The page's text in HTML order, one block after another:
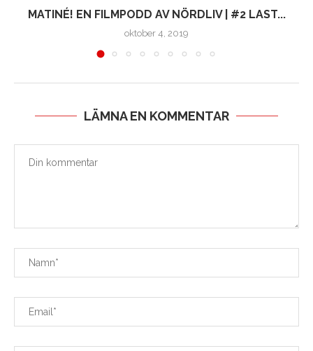
MATINÉ! EN FILMPODD AV NÖRDLIV | #2 LAST...
oktober 4, 2019
LÄMNA EN KOMMENTAR